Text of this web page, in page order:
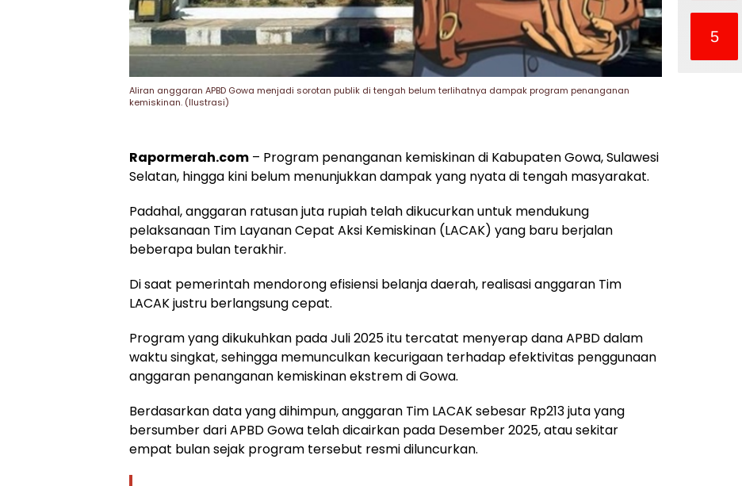
Aliran anggaran APBD Gowa menjadi sorotan publik di tengah belum terlihatnya dampak program penanganan
kemiskinan. (Ilustrasi)
Rapormerah.com – Program penanganan kemiskinan di Kabupaten Gowa, Sulawesi
Selatan, hingga kini belum menunjukkan dampak yang nyata di tengah masyarakat.
Padahal, anggaran ratusan juta rupiah telah dikucurkan untuk mendukung
pelaksanaan Tim Layanan Cepat Aksi Kemiskinan (LACAK) yang baru berjalan
beberapa bulan terakhir.
Di saat pemerintah mendorong efisiensi belanja daerah, realisasi anggaran Tim
LACAK justru berlangsung cepat.
Program yang dikukuhkan pada Juli 2025 itu tercatat menyerap dana APBD dalam
waktu singkat, sehingga memunculkan kecurigaan terhadap efektivitas penggunaan
anggaran penanganan kemiskinan ekstrem di Gowa.
Berdasarkan data yang dihimpun, anggaran Tim LACAK sebesar Rp213 juta yang
bersumber dari APBD Gowa telah dicairkan pada Desember 2025, atau sekitar
empat bulan sejak program tersebut resmi diluncurkan.
5